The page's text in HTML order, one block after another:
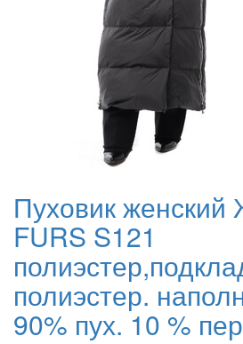
Пуховик
FURS S121
полиэстер.
90% пух. 10 %